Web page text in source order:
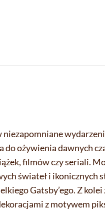
ożywienia dawnych
filmów czy seriali.
świateł i
Gatsby’ego. Z
z motywem